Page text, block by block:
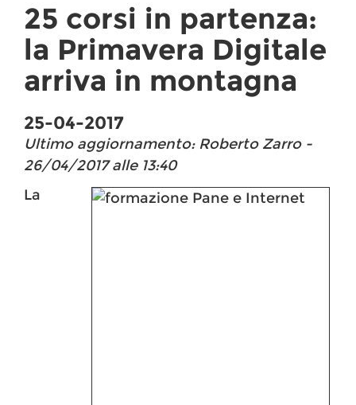
25 corsi in partenza:
la Primavera Digitale
arriva in montagna
25-04-2017
Ultimo aggiornamento: Roberto Zarro -
26/04/2017 alle 13:40
La